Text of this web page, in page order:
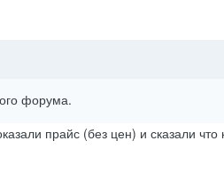
форума.
прайс (без цен) и сказали что